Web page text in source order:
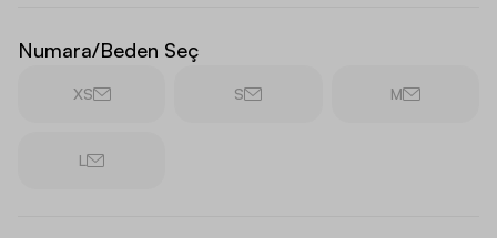
Numara/Beden Seç
XS S M
L